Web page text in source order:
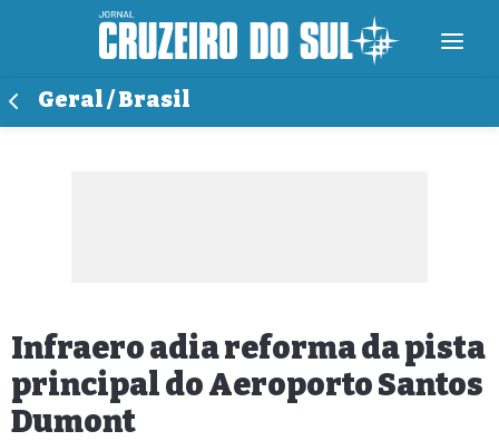
Geral / Brasil
Infraero adia reforma da pista
principal do Aeroporto Santos
Dumont